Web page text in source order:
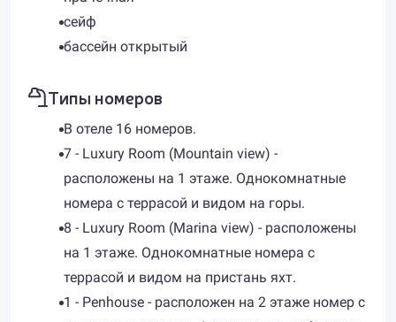
сейф
бассейн открытый
Типы номеров
В отеле 16 номеров.
7 - Luxury Room (Mountain view) -
расположены на 1 этаже. Однокомнатные
номера с террасой и видом на горы.
8 - Luxury Room (Marina view) - расположены
на 1 этаже. Однокомнатные номера с
террасой и видом на пристань яхт.
1 - Penhouse - расположен на 2 этаже номер с